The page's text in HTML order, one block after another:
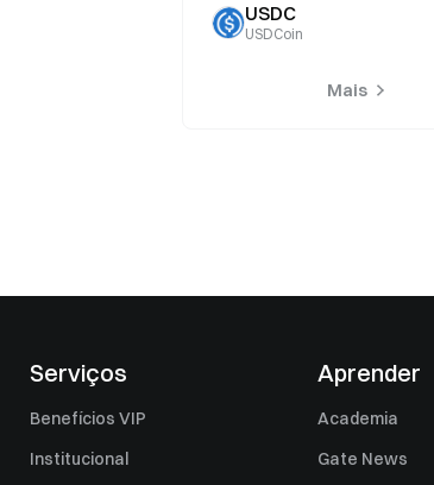
USDC
USDCoin
Mais
Serviços
Benefícios VIP
Institucional
Aprender
Academia
Gate News